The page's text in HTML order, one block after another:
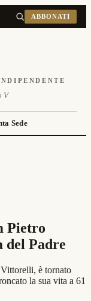
ABBONATI
V
Sede
Pietro
del Padre
è tornato
la sua vita a 61